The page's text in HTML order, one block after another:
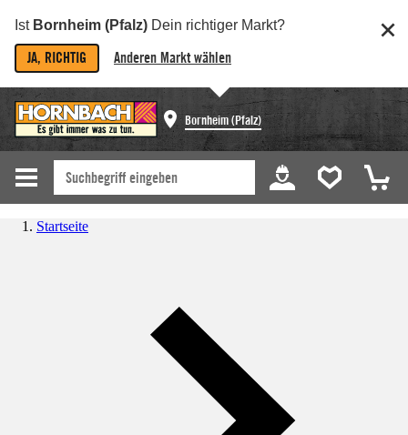
Ist Bornheim (Pfalz) Dein richtiger Markt?
JA, RICHTIG Anderen Markt wählen
Bornheim (Pfalz)
Startseite